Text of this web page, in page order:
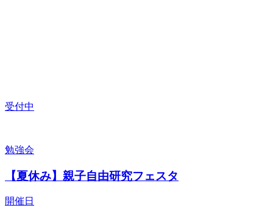
受付中
勉強会
【夏休み】親子自由研究フェスタ
開催日